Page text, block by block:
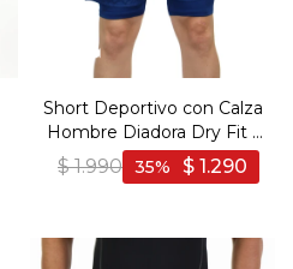
Short Deportivo con Calza
Hombre Diadora Dry Fit -
Marino
$ 1.990 $ 1.290
35